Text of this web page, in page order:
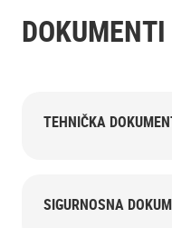
DOKUMENTI
TEHNIČKA
SIGURNOSNA